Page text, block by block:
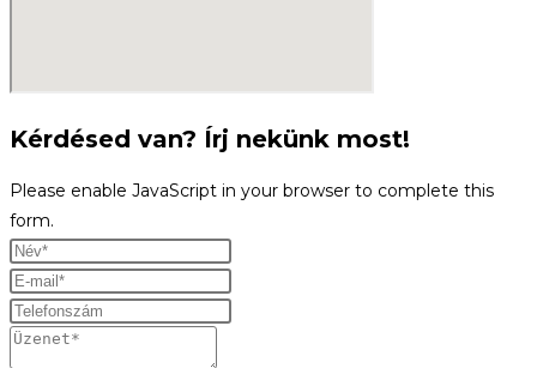
Kérdésed van? Írj nekünk most!
Please enable JavaScript in your browser to complete this
form.